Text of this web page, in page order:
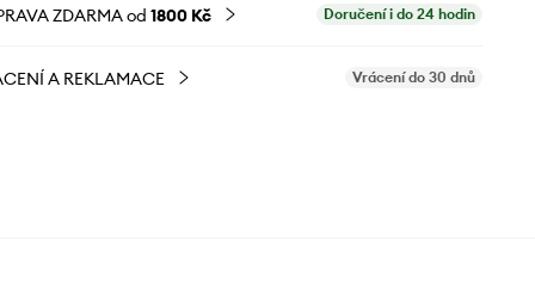
ZDARMA od 1800 Kč Doručení i do 24 hodin
A REKLAMACE Vrácení do 30 dnů